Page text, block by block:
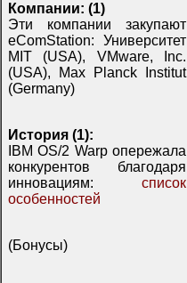
Компании: (1)
Эти компании закупают
eComStation: Университет
MIT (USA), VMware, Inc.
(USA), Max Planck Institut
(Germany)
История (1):
IBM OS/2 Warp опережала
конкурентов благодаря
инновациям: список
особенностей
(Бонусы)